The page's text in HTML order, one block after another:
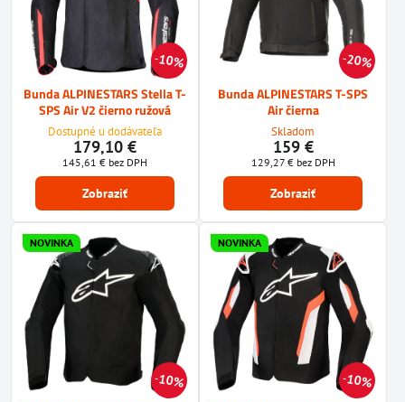
10%
Bunda ALPINESTARS Stella T-
SPS Air V2 čierno ružová
Dostupné u dodávateľa
179,10 €
145,61 € bez DPH
Zobraziť
20%
Bunda ALPINESTARS T-SPS
Air čierna
Skladom
159 €
129,27 € bez DPH
Zobraziť
10%
NOVINKA
10%
NOVINKA